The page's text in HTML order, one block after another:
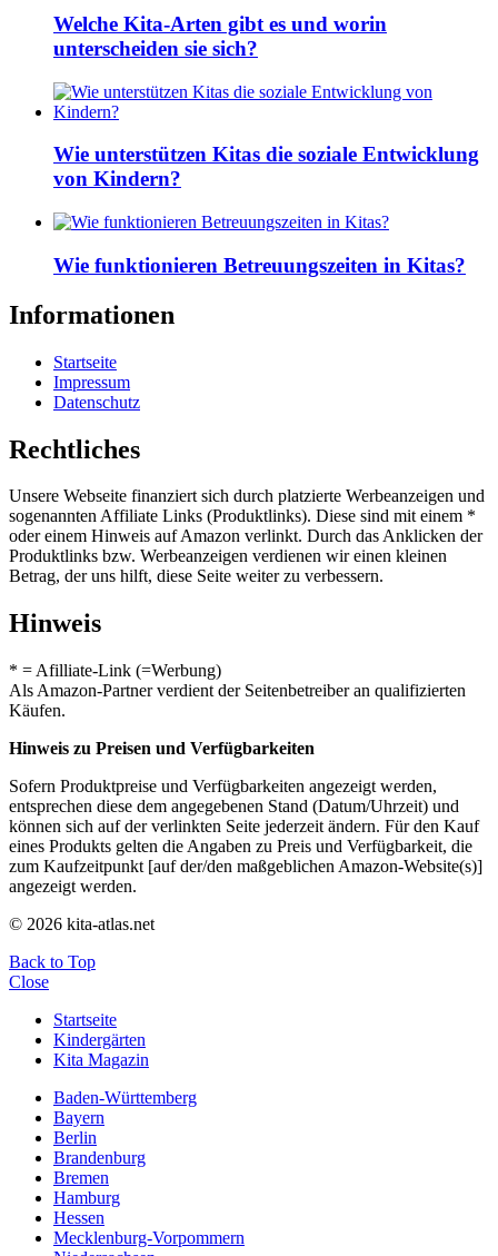
Welche Kita-Arten gibt es und worin
unterscheiden sie sich?
Wie unterstützen Kitas die soziale Entwicklung
von Kindern?
Wie funktionieren Betreuungszeiten in Kitas?
Informationen
Startseite
Impressum
Datenschutz
Rechtliches
Unsere Webseite finanziert sich durch platzierte Werbeanzeigen und
sogenannten Affiliate Links (Produktlinks). Diese sind mit einem *
oder einem Hinweis auf Amazon verlinkt. Durch das Anklicken der
Produktlinks bzw. Werbeanzeigen verdienen wir einen kleinen
Betrag, der uns hilft, diese Seite weiter zu verbessern.
Hinweis
* = Afilliate-Link (=Werbung)
Als Amazon-Partner verdient der Seitenbetreiber an qualifizierten
Käufen.
Hinweis zu Preisen und Verfügbarkeiten
Sofern Produktpreise und Verfügbarkeiten angezeigt werden,
entsprechen diese dem angegebenen Stand (Datum/Uhrzeit) und
können sich auf der verlinkten Seite jederzeit ändern. Für den Kauf
eines Produkts gelten die Angaben zu Preis und Verfügbarkeit, die
zum Kaufzeitpunkt [auf der/den maßgeblichen Amazon-Website(s)]
angezeigt werden.
© 2026 kita-atlas.net
Back to Top
Close
Startseite
Kindergärten
Kita Magazin
Baden-Württemberg
Bayern
Berlin
Brandenburg
Bremen
Hamburg
Hessen
Mecklenburg-Vorpommern